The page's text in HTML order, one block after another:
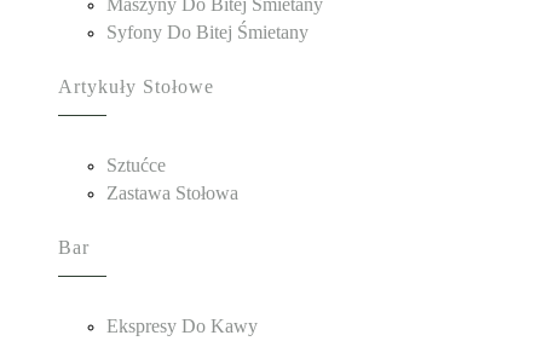
Maszyny Do Bitej Śmietany
Syfony Do Bitej Śmietany
Artykuły Stołowe
Sztućce
Zastawa Stołowa
Bar
Ekspresy Do Kawy